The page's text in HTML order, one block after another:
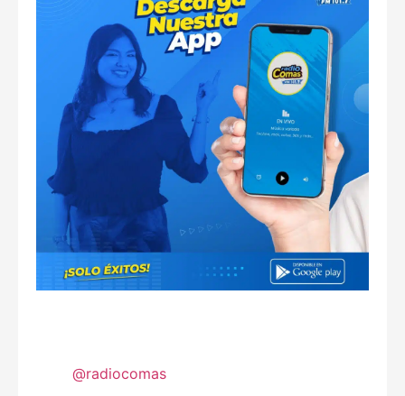
@radiocomas